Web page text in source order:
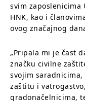
svim zaposlenicima
HNK, kao i
ovog značajnog
„Pripala mi je čast
značku civilne
svojim
zaštitu i
gradonačelnicima,